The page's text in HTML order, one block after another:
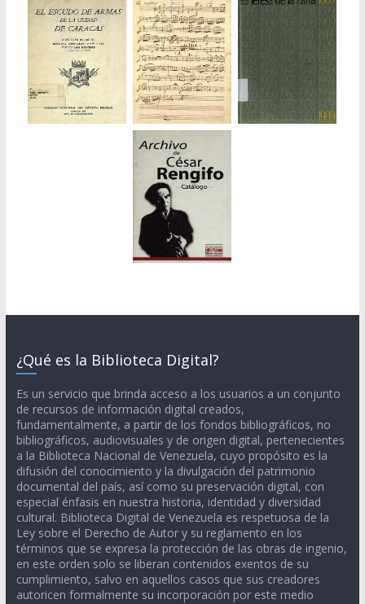
¿Qué es la Biblioteca Digital?
Es un servicio que brinda acceso a los usuarios a un conjunto
de recursos de información digital creados,
fundamentalmente, a partir de los fondos bibliográficos, no
bibliográficos, audiovisuales y de origen digital, pertenecientes
a la Biblioteca Nacional de Venezuela, cuyo propósito es la
difusión del conocimiento y la divulgación del patrimonio
documental del país, así como su preservación digital, con
especial énfasis en nuestra historia, identidad y diversidad
cultural. Biblioteca Digital de Venezuela es respetuosa de la
Ley sobre el Derecho de Autor y su reglamento en los
términos que se expresa la protección de las obras de ingenio,
en este orden solo se liberan contenidos exentos de su
cumplimiento, salvo en aquellos casos que sus creadores
autoricen formalmente su incorporación por este medio